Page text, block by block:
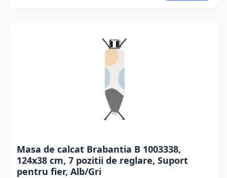
Masa de calcat Brabantia B 1003338,
124x38 cm, 7 pozitii de reglare, Suport
pentru fier, Alb/Gri